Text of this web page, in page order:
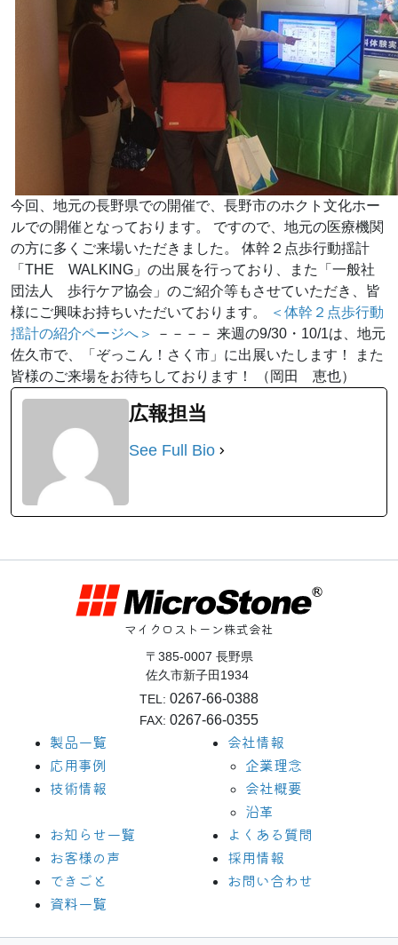
今回、地元の長野県での開催で、長野市のホクト文化ホー
ルでの開催となっております。 ですので、地元の医療機関
の方に多くご来場いただきました。 体幹２点歩行動揺計
「THE WALKING」の出展を行っており、また「一般社
団法人 歩行ケア協会」のご紹介等もさせていただき、皆
様にご興味お持ちいただいております。
＜体幹２点歩行動
揺計の紹介ページへ＞
－－－－ 来週の9/30・10/1は、地元
佐久市で、「ぞっこん！さく市」に出展いたします！ また
皆様のご来場をお待ちしております！ （岡田 恵也）
広報担当
See Full Bio
マイクロストーン株式会社
〒385-0007 長野県
佐久市新子田1934
TEL: 0267-66-0388
FAX: 0267-66-0355
製品一覧
応用事例
技術情報
会社情報
企業理念
会社概要
沿革
お知らせ一覧
お客様の声
できごと
資料一覧
よくある質問
採用情報
お問い合わせ